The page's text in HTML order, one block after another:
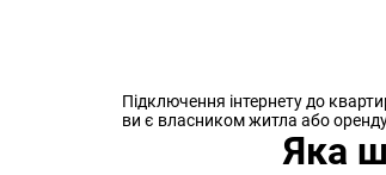
Підключення інтернету до
ви є власником житла або
Яка